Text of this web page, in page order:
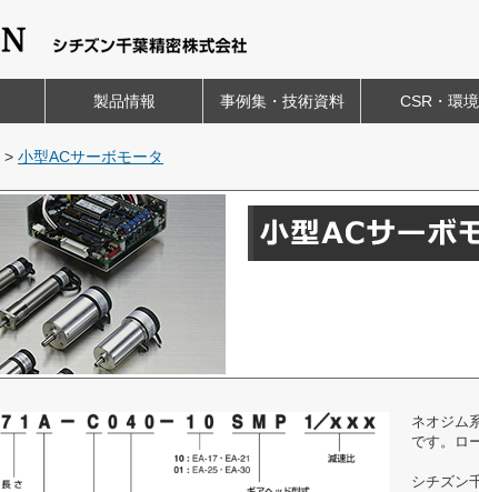
製品情報 事例集・技術資料 CSR・環境
> 小型ACサーボモータ
ネオジム
です。ロ
シチズン